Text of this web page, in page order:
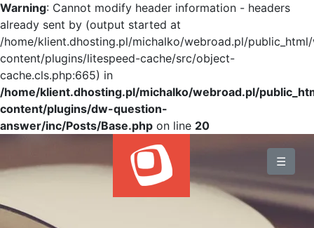
Warning: Cannot modify header information - headers
already sent by (output started at
/home/klient.dhosting.pl/michalko/webroad.pl/
content/plugins/litespeed-cache/src/object-
cache.cls.php:665) in
/home/klient.dhosting.pl/michalko/webroad.pl/
content/plugins/dw-question-
answer/inc/Posts/Base.php on line 20
☰
BLOG
WYDARZENIA